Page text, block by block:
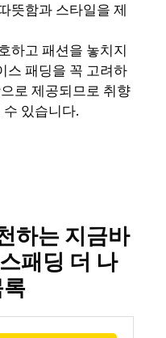
뜻함과 스타일을 제
하고 패션을 놓치지
스 패딩을 꼭 고려하
로 제공되므로 취향
있습니다.
하는 지금바
패딩 더 나
록